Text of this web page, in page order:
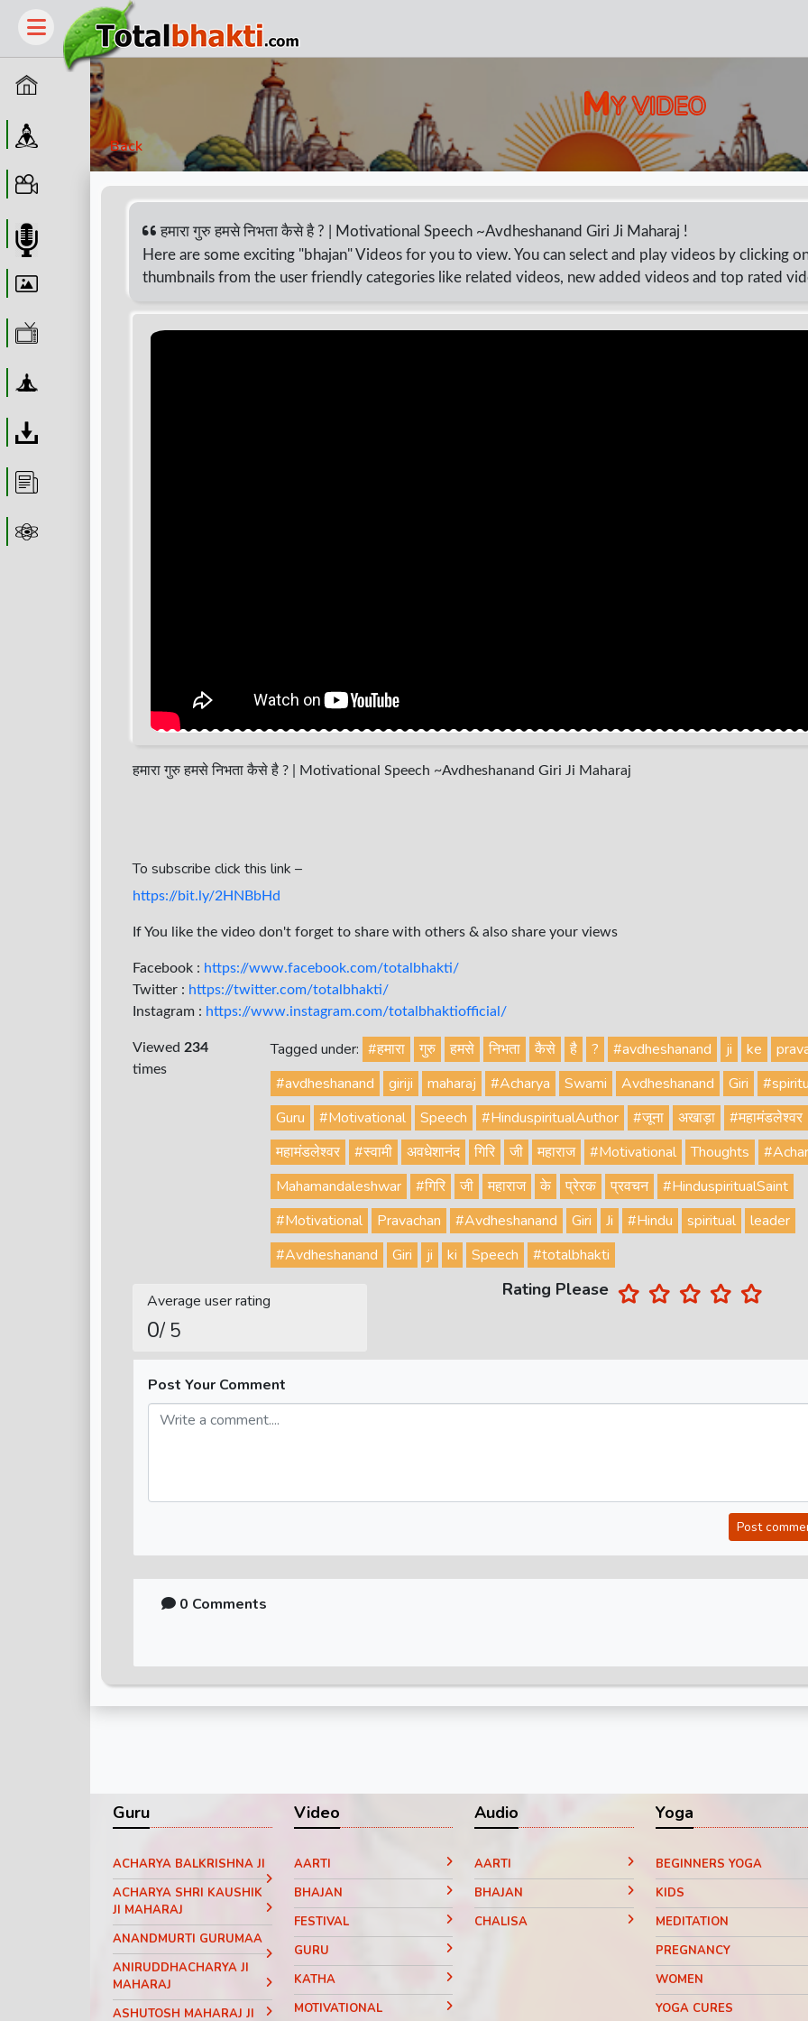
Home
Guru
MY VIDEO
Back
हमारा गुरु हमसे निभता कैसे है ? | Motivational Speech ~Avdheshanand Giri Ji Maharaj !
Here are some exciting "bhajan" Videos for you to view. You can select and play videos by clicking
thumbnails from the user friendly categories like related videos, new added videos and top rated
हमारा गुरु हमसे निभता कैसे है ? | Motivational Speech ~Avdheshanand Giri Ji Maharaj
To subscribe click this link –
https://bit.ly/2HNBbHd
If You like the video don't forget to share with others & also share your views
Facebook : https://www.facebook.com/totalbhakti/
Twitter : https://twitter.com/totalbhakti/
Instagram : https://www.instagram.com/totalbhaktiofficial/
Viewed 234
times
Tagged under: #हमारा गुरु हमसे निभता कैसे है ? #avdheshanand ji ke
#avdheshanand
giriji maharaj #Acharya Swami Avdheshanand Giri
Guru
#Motivational Speech #HinduspiritualAuthor #जूना अखाड़ा
#महामंडलेश्वर
महामंडलेश्वर
#स्वामी अवधेशानंद गिरि जी महाराज #Motivational Thoughts
Mahamandaleshwar
#गिरि जी महाराज के प्रेरक प्रवचन
#HinduspiritualSaint
#Motivational
Pravachan #Avdheshanand Giri Ji #Hindu spiritual
leader
#Avdheshanand
Giri ji ki Speech #totalbhakti
Average user rating
0/ 5
Rating Please
Post Your Comment
Post
0 Comments
Guru
ACHARYA BALKRISHNA JI
ACHARYA SHRI KAUSHIK
JI MAHARAJ
ANANDMURTI GURUMAA
ANIRUDDHACHARYA JI
MAHARAJ
ASHUTOSH MAHARAJ JI
Video
AARTI
BHAJAN
FESTIVAL
GURU
KATHA
MOTIVATIONAL
Audio
AARTI
BHAJAN
CHALISA
Yoga
BEGINNERS YOGA
KIDS
MEDITATION
PREGNANCY
WOMEN
YOGA CURES